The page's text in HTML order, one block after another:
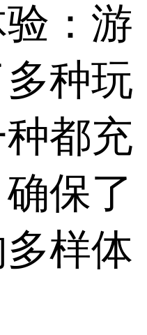
：游
种玩
都充
保了
样体